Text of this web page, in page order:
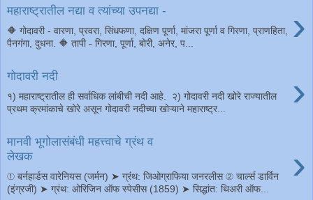
महाराष्ट्रातील नद्या व त्यांच्या उपनद्या - ›
🔶 गोदावरी - वारणा, प्रवरा, सिंधफणा, दक्षिण पूर्णा, मांजरा पूर्णा व गिरणा, प्राणहिता,
पैनगंगा, दुधना. 🔶 तापी - गिरणा, पूर्णा, बोरी, अनेर, प...
गोदावरी नदी ›
१) महाराष्ट्रातील ही सर्वाधिक लांबीची नदी आहे. २) गोदावरी नदी खोरे राज्यातील
प्रथम क्रमांकाचे खोरे असून गोदावरी नदीच्या खोऱ्याने महाराष्ट्र...
मानवी भूगोलासंबंधी महत्त्वाचे ग्रंथ व
लेखक
›
① बर्नहार्डस वारेनियस (जर्मन) ➤ ग्रंथ: जिओग्राफिया जनरलीस ② चार्ल्स डार्विन
(इंग्रजी) ➤ ग्रंथ: ओरिजिन ऑफ स्पेसीस (1859) ➤ सिद्धांत: थिअरी ऑफ...